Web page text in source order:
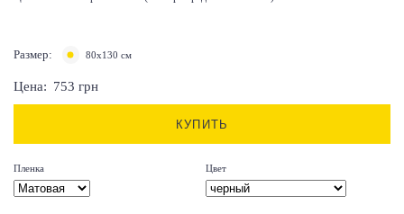
Размер: 80х130 см
Цена: 753 грн
КУПИТЬ
Пленка Цвет